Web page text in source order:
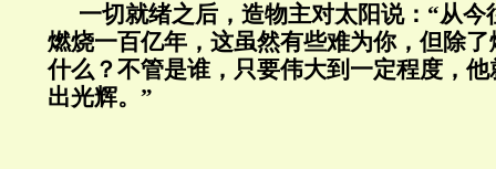
一切就绪之后，造物主对太阳说：“从
燃烧一百亿年，这虽然有些难为你，但除
什么？不管是谁，只要伟大到一定程度，
出光辉。”